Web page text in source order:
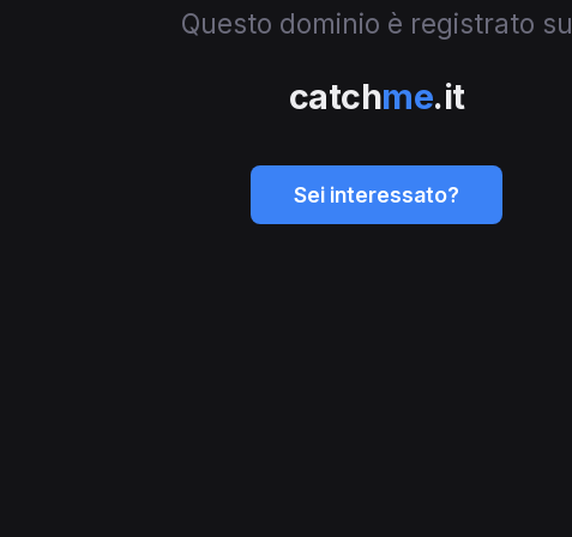
Questo dominio è registrato su
catchme.it
Sei interessato?